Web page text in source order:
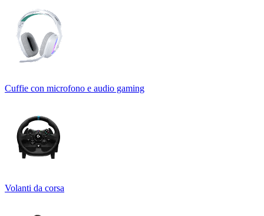
Cuffie con microfono e audio gaming
Volanti da corsa